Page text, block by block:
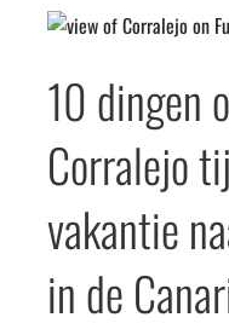
10 dingen
Corralejo
vakantie
in de